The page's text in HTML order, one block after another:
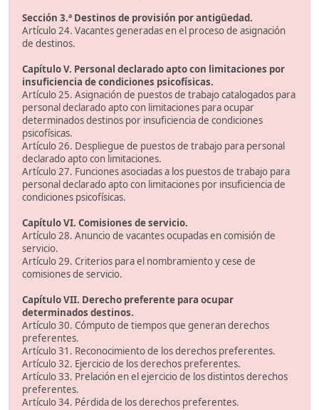
Sección 3.ª Destinos de provisión por antigüedad.
Artículo 24. Vacantes generadas en el proceso de asignación
de destinos.
Capítulo V. Personal declarado apto con limitaciones por
insuficiencia de condiciones psicofísicas.
Artículo 25. Asignación de puestos de trabajo catalogados para
personal declarado apto con limitaciones para ocupar
determinados destinos por insuficiencia de condiciones
psicofísicas.
Artículo 26. Despliegue de puestos de trabajo para personal
declarado apto con limitaciones.
Artículo 27. Funciones asociadas a los puestos de trabajo para
personal declarado apto con limitaciones por insuficiencia de
condiciones psicofísicas.
Capítulo VI. Comisiones de servicio.
Artículo 28. Anuncio de vacantes ocupadas en comisión de
servicio.
Artículo 29. Criterios para el nombramiento y cese de
comisiones de servicio.
Capítulo VII. Derecho preferente para ocupar
determinados destinos.
Artículo 30. Cómputo de tiempos que generan derechos
preferentes.
Artículo 31. Reconocimiento de los derechos preferentes.
Artículo 32. Ejercicio de los derechos preferentes.
Artículo 33. Prelación en el ejercicio de los distintos derechos
preferentes.
Artículo 34. Pérdida de los derechos preferentes.